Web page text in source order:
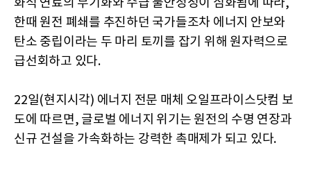
한때 원전 폐쇄를 추진하던 국가들조차 에너지 안보와
탄소 중립이라는 두 마리 토끼를 잡기 위해 원자력으로
급선회하고 있다.
22일(현지시각) 에너지 전문 매체 오일프라이스닷컴 보
도에 따르면, 글로벌 에너지 위기는 원전의 수명 연장과
신규 건설을 가속화하는 강력한 촉매제가 되고 있다.